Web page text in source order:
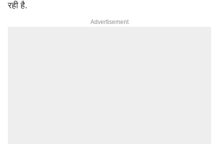
रही है.
Advertisement